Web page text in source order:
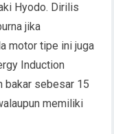
Hyodo. Dirilis
jika
motor tipe ini juga
Induction
bakar sebesar 15
memiliki